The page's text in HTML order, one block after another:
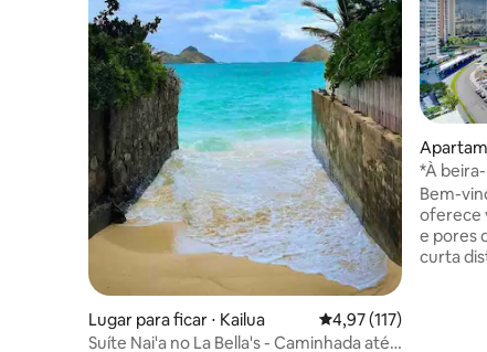
Lugar para ficar ⋅ Kailua 4,97 de uma avaliação
4,97 (117)
Suíte Nai'a no La Bella's - Caminhada até a
*À
Ilikai
Bem-
oferece
e pores
curta